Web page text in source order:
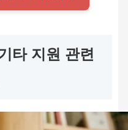
타 지원 관련